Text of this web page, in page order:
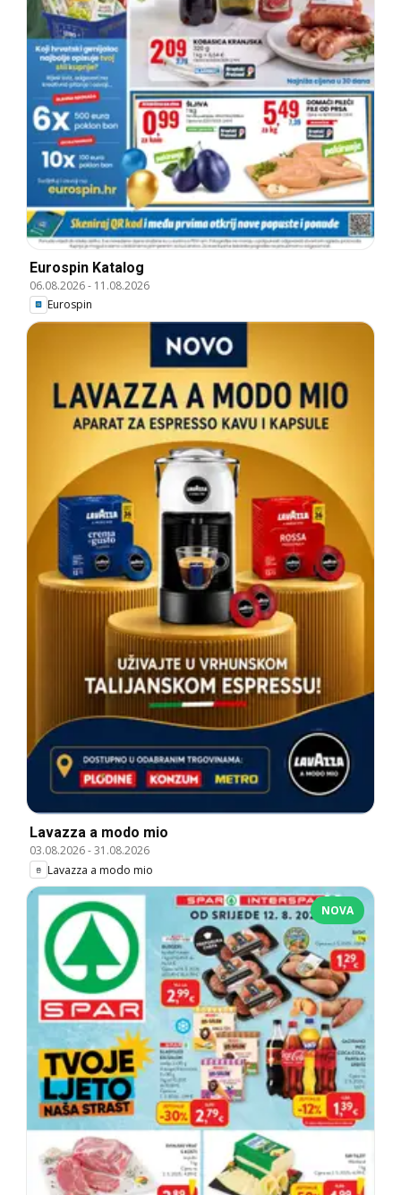
Eurospin Katalog
06.08.2026- 11.08.2026
Eurospin
Lavazza a modo mio
03.08.2026-31.08.2026
Lavazza a modo mio
NOVA